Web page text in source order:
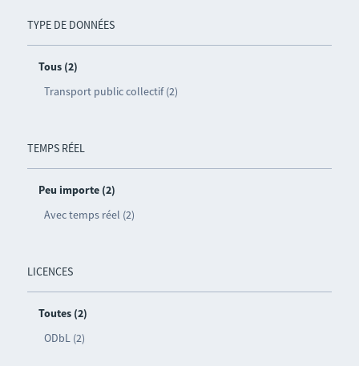
TYPE DE DONNÉES
Tous (2)
Transport public collectif (2)
TEMPS RÉEL
Peu importe (2)
Avec temps réel (2)
LICENCES
Toutes (2)
ODbL (2)